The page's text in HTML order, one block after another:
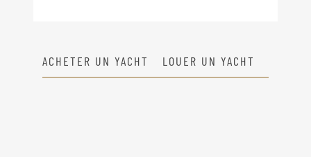
ACHETER UN YACHT LOUER UN YACHT